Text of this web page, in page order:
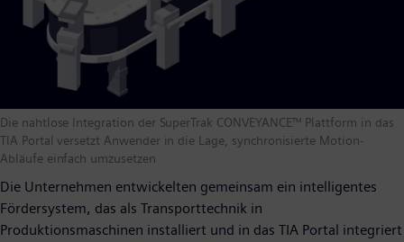
Die nahtlose Integration der SuperTrak CONVEYANCE™ Plattform in das
TIA Portal versetzt Anwender in die Lage, synchronisierte Motion-
Abläufe einfach umzusetzen
Die Unternehmen entwickelten gemeinsam ein intelligentes
Fördersystem, das als Transporttechnik in
Produktionsmaschinen installiert und in das TIA Portal integriert